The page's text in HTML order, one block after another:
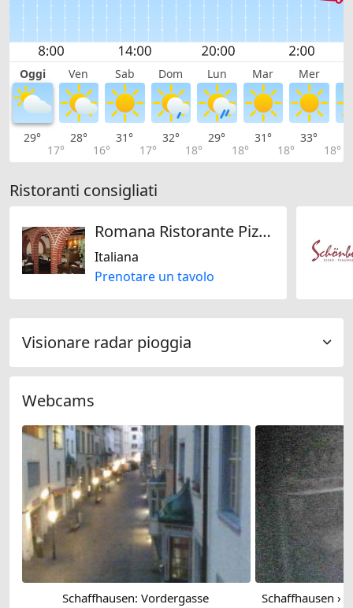
Oggi Ven Sab Dom Lun Mar Mer
29°
17°
28°
16°
31°
17°
32°
18°
29°
18°
31°
18°
33°
18°
Ristoranti consigliati
Romana Ristorante Pizzeria
Italiana
Prenotare un tavolo
Visionare radar pioggia
Webcams
Schaffhausen: Vordergasse